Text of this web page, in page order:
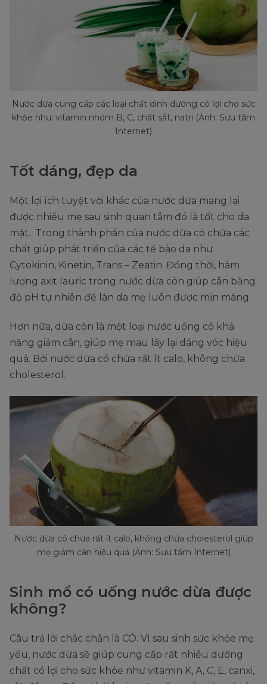
Nước dừa cung cấp các loại chất dinh dưỡng có lợi cho sức
khỏe như: vitamin nhóm B, C, chất sắt, natri (Ảnh: Sưu tầm
Internet)
Tốt dáng, đẹp da
Một lợi ích tuyệt vời khác của nước dừa mang lại
được nhiều mẹ sau sinh quan tâm đó là tốt cho da
mặt. Trong thành phần của nước dừa có chứa các
chất giúp phát triển của các tế bào da như
Cytokinin, Kinetin, Trans – Zeatin. Đồng thời, hàm
lượng axit lauric trong nước dừa còn giúp cân bằng
độ pH tự nhiên để làn da mẹ luôn được mịn màng.
Hơn nữa, dừa còn là một loại nước uống có khả
năng giảm cân, giúp mẹ mau lấy lại dáng vóc hiệu
quả. Bởi nước dừa có chứa rất ít calo, không chứa
cholesterol.
Nước dừa có chứa rất ít calo, không chứa cholesterol giúp
mẹ giảm cân hiệu quả (Ảnh: Sưu tầm Internet)
Sinh mổ có uống nước dừa được
không?
Câu trả lời chắc chắn là CÓ. Vì sau sinh sức khỏe mẹ
yếu, nước dừa sẽ giúp cung cấp rất nhiều dưỡng
chất có lợi cho sức khỏe như vitamin K, A, C, E, canxi,